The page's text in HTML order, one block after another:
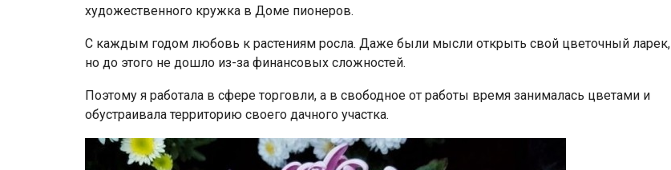
художественного кружка в Доме пионеров.
С каждым годом любовь к растениям росла. Даже были мысли открыть свой цветочный ларек,
но до этого не дошло из-за финансовых сложностей.
Поэтому я работала в сфере торговли, а в свободное от работы время занималась цветами и
обустраивала территорию своего дачного участка.